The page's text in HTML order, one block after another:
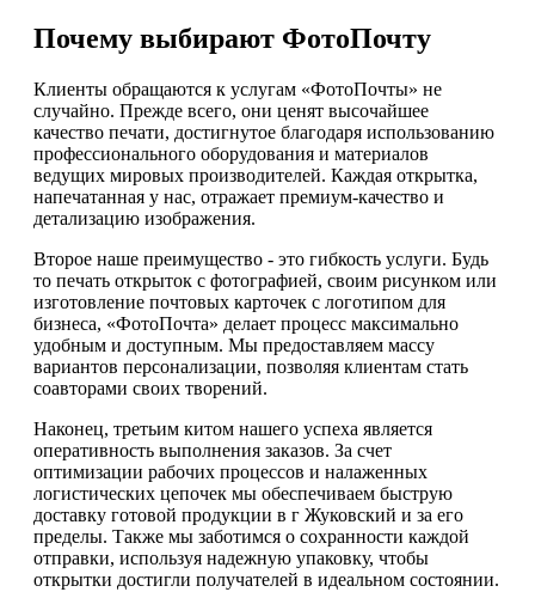
Почему выбирают ФотоПочту
Клиенты обращаются к услугам «ФотоПочты» не
случайно. Прежде всего, они ценят высочайшее
качество печати, достигнутое благодаря использованию
профессионального оборудования и материалов
ведущих мировых производителей. Каждая открытка,
напечатанная у нас, отражает премиум-качество и
детализацию изображения.
Второе наше преимущество - это гибкость услуги. Будь
то печать открыток с фотографией, своим рисунком или
изготовление почтовых карточек с логотипом для
бизнеса, «ФотоПочта» делает процесс максимально
удобным и доступным. Мы предоставляем массу
вариантов персонализации, позволяя клиентам стать
соавторами своих творений.
Наконец, третьим китом нашего успеха является
оперативность выполнения заказов. За счет
оптимизации рабочих процессов и налаженных
логистических цепочек мы обеспечиваем быструю
доставку готовой продукции в г Жуковский и за его
пределы. Также мы заботимся о сохранности каждой
отправки, используя надежную упаковку, чтобы
открытки достигли получателей в идеальном состоянии.